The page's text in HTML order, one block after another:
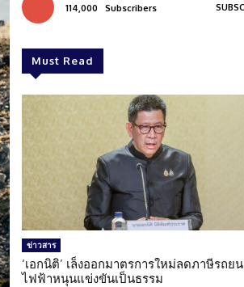
114,000 Subscribers
Must Read
ข่าวสาร
‘เอกนิติ’ เล็งออกมาตรการใหม่ลดภาษีรถย
ไฟฟ้าหนุนแข่งขันเป็นธรรม